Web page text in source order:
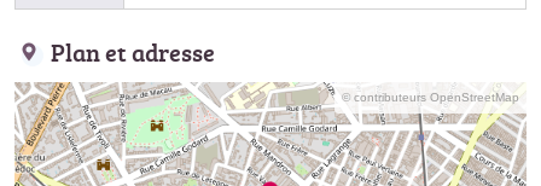
Plan et adresse
© contributeurs OpenStreetMap